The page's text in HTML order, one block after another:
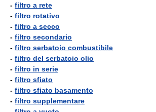
- filtro a rete
- filtro rotativo
- filtro a secco
- filtro secondario
- filtro serbatoio combustibile
- filtro del serbatoio olio
- filtro in serie
- filtro sfiato
- filtro sfiato basamento
- filtro supplementare